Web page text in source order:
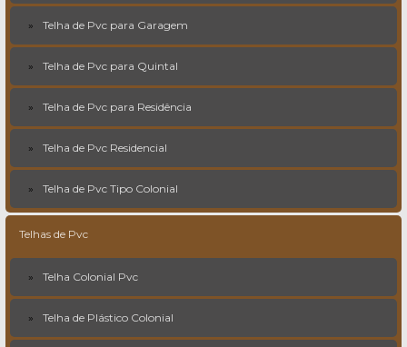
Telha de Pvc para Garagem
Telha de Pvc para Quintal
Telha de Pvc para Residência
Telha de Pvc Residencial
Telha de Pvc Tipo Colonial
Telhas de Pvc
Telha Colonial Pvc
Telha de Plástico Colonial